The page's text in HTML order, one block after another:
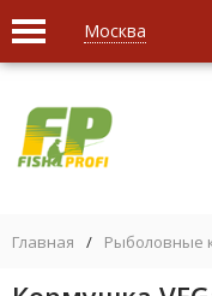
Москва
Главная / Рыболовные